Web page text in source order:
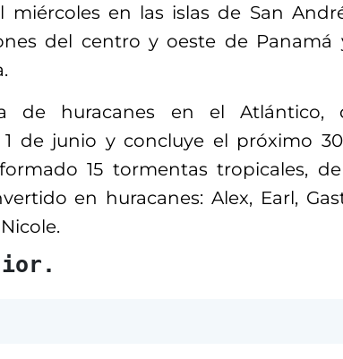
miércoles en las islas de San
del centro y oeste de Panamá
de huracanes en el Atlántico,
de junio y concluye el próximo
15 tormentas tropicales,
en huracanes: Alex, Earl,